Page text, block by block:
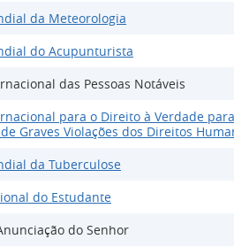
da Meteorologia
do Acupunturista
das Pessoas Notáveis
para o Direito à Verdade
Graves Violações dos Direitos
da Tuberculose
do Estudante
do Senhor